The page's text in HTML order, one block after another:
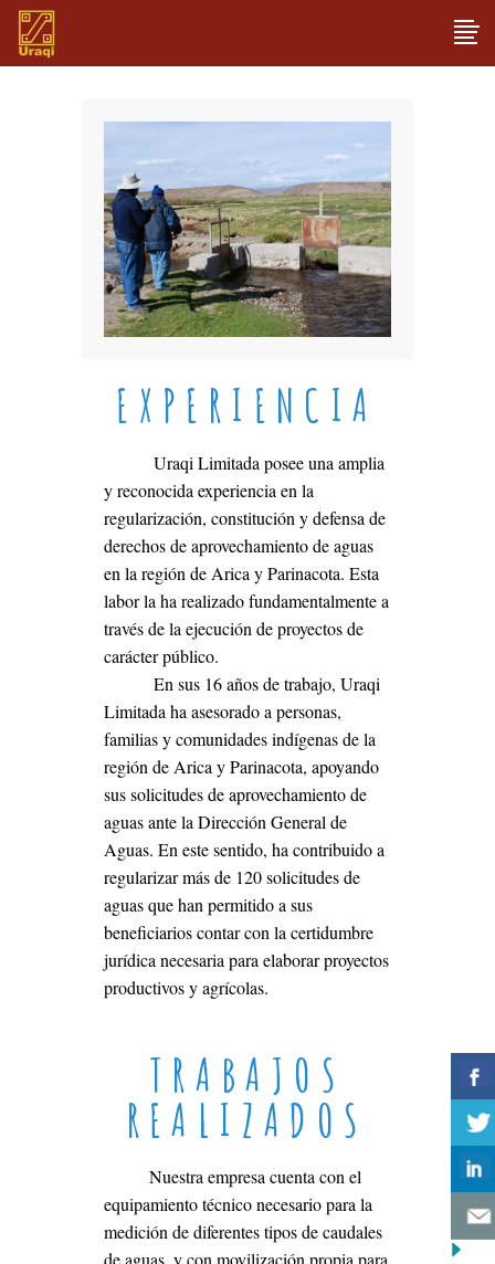
EXPERIENCIA
Uraqi Limitada posee una amplia
y reconocida experiencia en la
regularización, constitución y defensa de
derechos de aprovechamiento de aguas
en la región de Arica y Parinacota. Esta
labor la ha realizado fundamentalmente a
través de la ejecución de proyectos de
carácter público.
En sus 16 años de trabajo, Uraqi
Limitada ha asesorado a personas,
familias y comunidades indígenas de la
región de Arica y Parinacota, apoyando
sus solicitudes de aprovechamiento de
aguas ante la Dirección General de
Aguas. En este sentido, ha contribuido a
regularizar más de 120 solicitudes de
aguas que han permitido a sus
beneficiarios contar con la certidumbre
jurídica necesaria para elaborar proyectos
productivos y agrícolas.
TRABAJOS
REALIZADOS
Nuestra empresa cuenta con el
equipamiento técnico necesario para la
medición de diferentes tipos de caudales
de aguas, y con movilización propia para